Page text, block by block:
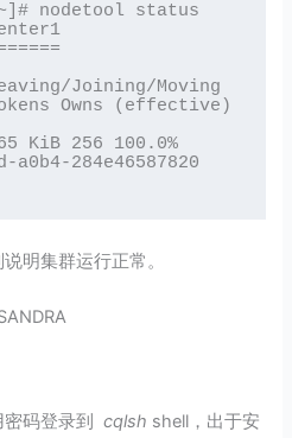
~]# nodetool status
Joining/Moving
Owns (effective)
KiB 256 100.0%
a0b4-284e46587820
说明集群运行正常。
密码登录到cqlsh shell，出于安